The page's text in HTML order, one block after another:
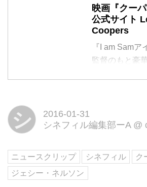
映画『クー
公式サイト
Coopers
『I am Sam
監督のもと豪
ハッピーもハ
餐会』公式サ
シ
2016-01-31
シネフィル編集部ーA @
ニュースクリップ シネフィル
ク
ジェシー・ネルソン